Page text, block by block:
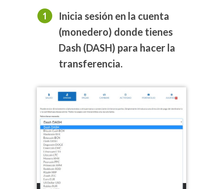
Inicia sesión en la cuenta
(monedero) donde tienes
Dash (DASH) para hacer la
transferencia.